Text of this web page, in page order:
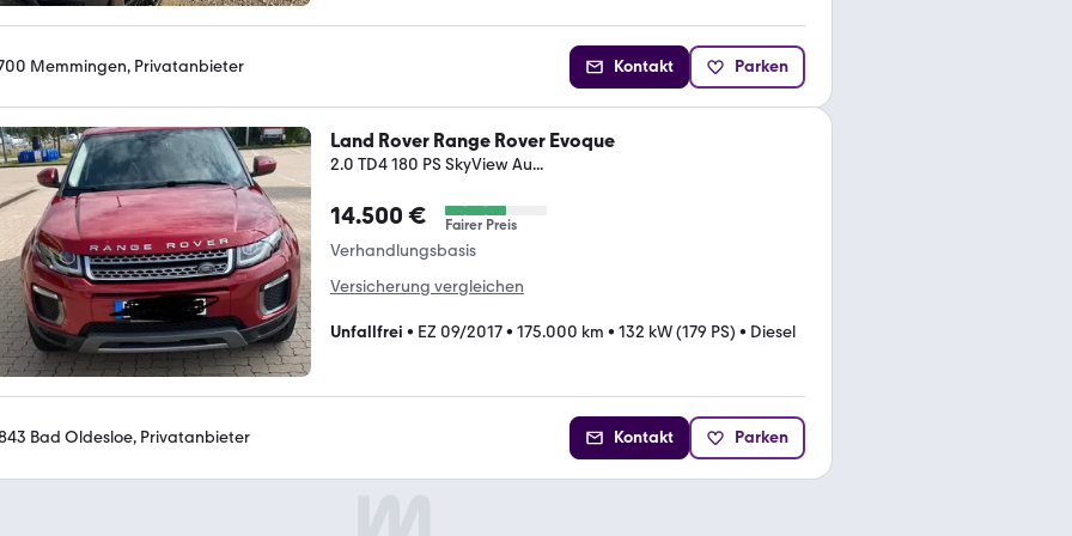
Memmingen, Privatanbieter Kontakt Parken
Land Rover Range Rover Evoque
2.0 TD4 180 PS SkyView Au...
14.500 € Fairer Preis
Verhandlungsbasis
Versicherung vergleichen
Unfallfrei • EZ 09/2017• 175.000 km • 132 kW (179 PS) • Diesel
Bad Oldesloe, Privatanbieter Kontakt Parken